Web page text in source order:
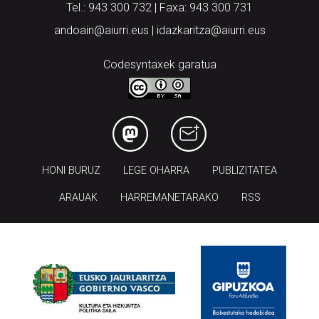
Tel.: 943 300 732 | Faxa: 943 300 731
andoain@aiurri.eus | idazkaritza@aiurri.eus
Codesyntaxek garatua
HONI BURUZ LEGE OHARRA PUBLIZITATEA
ARAUAK HARREMANETARAKO RSS